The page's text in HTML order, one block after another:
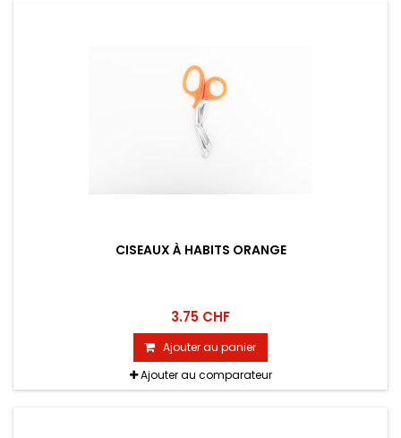
CISEAUX À HABITS ORANGE
3.75 CHF
Ajouter au panier
Ajouter au comparateur